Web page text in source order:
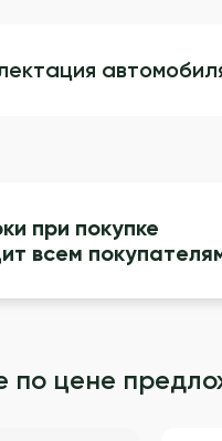
при покупке
всем
по цене